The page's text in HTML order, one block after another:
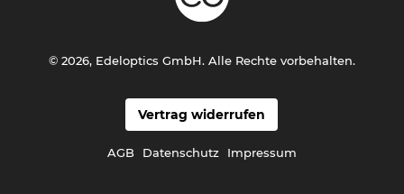
Vertrag widerrufen
AGB Datenschutz Impressum
© 2026, Edeloptics GmbH. Alle Rechte vorbehalten.